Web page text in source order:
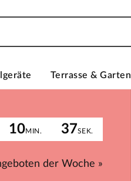
Terrasse & Garten
10MIN. 37SEK.
der Woche »